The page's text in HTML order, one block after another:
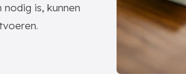
is, kunnen